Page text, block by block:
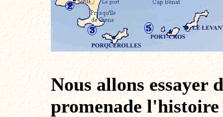
Nous allons essayer
promenade